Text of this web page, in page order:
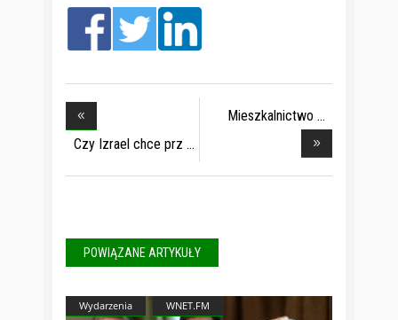
Czy Izrael chce prz
Mieszkalnictwo
POWIĄZANE ARTYKUŁY
Wydarzenia WNET.FM